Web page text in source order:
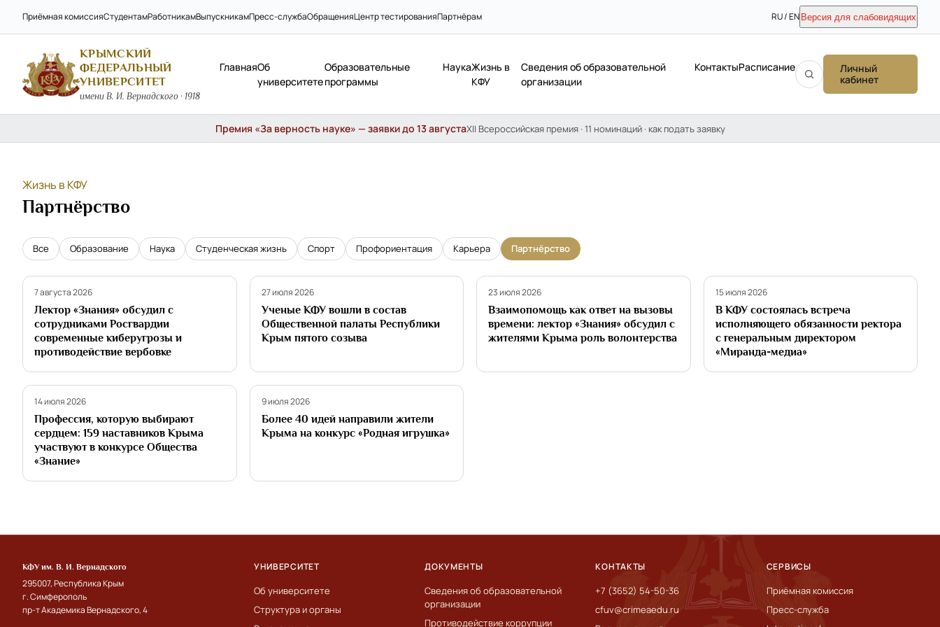
Приёмная комиссияСтудентамРаботникамВыпускникамПресс-службаОбращенияЦентр тестированияПартнёрам RU / EN Версия для слабовидящих
КРЫМСКИЙ
ФЕДЕРАЛЬНЫЙ
УНИВЕРСИТЕТ
имени В. И. Вернадского · 1918
ГлавнаяОб
университете
Образовательные
программы
НаукаЖизнь в
КФУ
Сведения об образовательной
организации
КонтактыРасписание
Личный
кабинет
Премия «За верность науке» — заявки до 13 августаXII Всероссийская премия · 11 номинаций · как подать заявку
Жизнь в КФУ
Партнёрство
Все Образование Наука Студенческая жизнь Спорт Профориентация Карьера Партнёрство
Партнёрство
7 августа 2026
Лектор «Знания» обсудил с
сотрудниками Росгвардии
современные киберугрозы и
противодействие вербовке
Партнёрство
27 июля 2026
Ученые КФУ вошли в состав
Общественной палаты Республики
Крым пятого созыва
Партнёрство
23 июля 2026
Взаимопомощь как ответ на вызовы
времени: лектор «Знания» обсудил с
жителями Крыма роль волонтерства
15 июля 2026
В КФУ состоялась встреча
исполняющего обязанности ректора
с генеральным директором
«Миранда-медиа»
Партнёрство
14 июля 2026
Профессия, которую выбирают
сердцем: 159 наставников Крыма
участвуют в конкурсе Общества
«Знание»
Партнёрство
9 июля 2026
Более 40 идей направили жители
Крыма на конкурс «Родная игрушка»
КФУ им. В. И. Вернадского
295007, Республика Крым
г. Симферополь
пр-т Академика Вернадского, 4
УНИВЕРСИТЕТ
Об университете
Структура и органы
ДОКУМЕНТЫ
Сведения об образовательной
организации
Противодействие коррупции
КОНТАКТЫ
+7 (3652) 54-50-36
cfuv@crimeaedu.ru
СЕРВИСЫ
Приёмная комиссия
Пресс-служба